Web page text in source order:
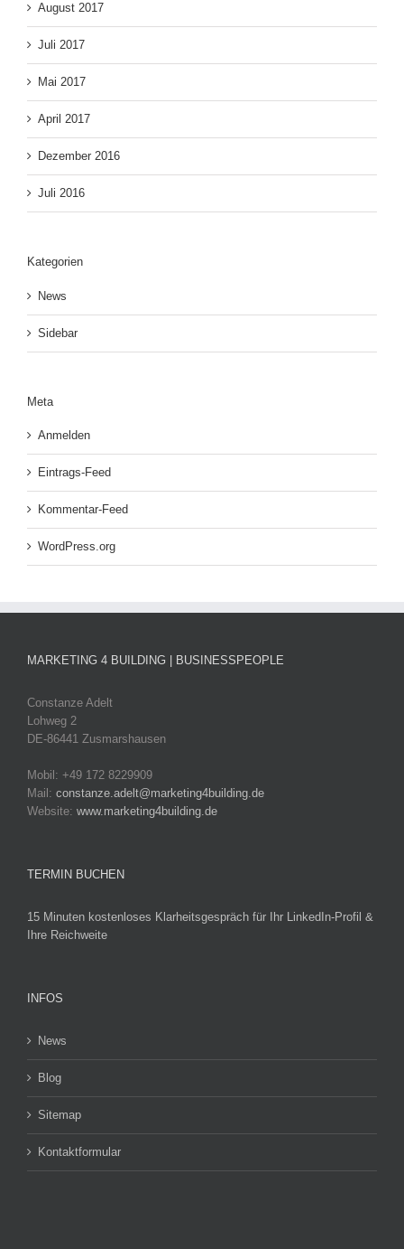
August 2017
Juli 2017
Mai 2017
April 2017
Dezember 2016
Juli 2016
Kategorien
News
Sidebar
Meta
Anmelden
Eintrags-Feed
Kommentar-Feed
WordPress.org
MARKETING 4 BUILDING | BUSINESSPEOPLE
Constanze Adelt
Lohweg 2
DE-86441 Zusmarshausen
Mobil: +49 172 8229909
Mail: constanze.adelt@marketing4building.de
Website: www.marketing4building.de
TERMIN BUCHEN
15 Minuten kostenloses Klarheitsgespräch für Ihr LinkedIn-Profil &
Ihre Reichweite
INFOS
News
Blog
Sitemap
Kontaktformular